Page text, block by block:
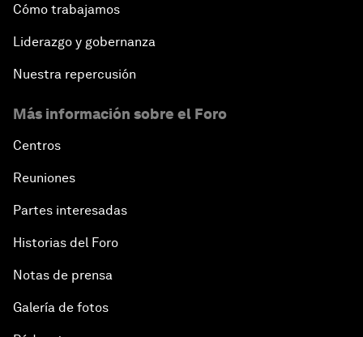
Cómo trabajamos
Liderazgo y gobernanza
Nuestra repercusión
Más información sobre el Foro
Centros
Reuniones
Partes interesadas
Historias del Foro
Notas de prensa
Galería de fotos